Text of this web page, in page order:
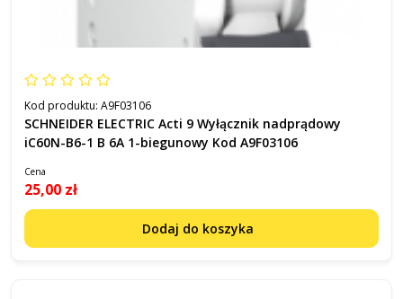
Kod produktu: A9F03106
SCHNEIDER ELECTRIC Acti 9 Wyłącznik nadprądowy
iC60N-B6-1 B 6A 1-biegunowy Kod A9F03106
Cena
25,00 zł
Dodaj do koszyka